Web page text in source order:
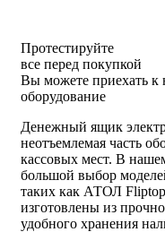
Протестируйте
все перед покупкой
Вы можете приехать к
оборудование
Денежный ящик
неотъемлемая часть
кассовых мест. В
большой выбор
таких как АТОЛ
изготовлены из
удобного хранения